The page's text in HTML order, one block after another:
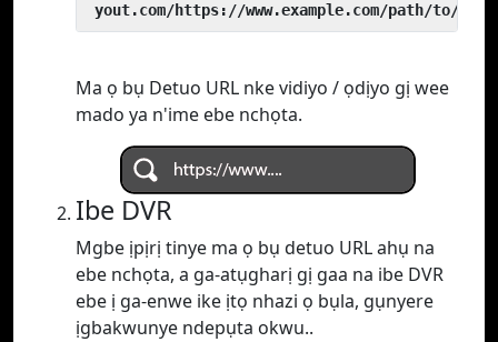
yout.com/https://www.example.com/path/to/
Ma ọ bụ Detuo URL nke vidiyo / ọdịyo gị wee
mado ya n'ime ebe nchọta.
Ibe DVR
Mgbe ịpịrị tinye ma ọ bụ detuo URL ahụ na
ebe nchọta, a ga-atụgharị gị gaa na ibe DVR
ebe ị ga-enwe ike ịtọ nhazi ọ bụla, gụnyere
ịgbakwunye ndepụta okwu..